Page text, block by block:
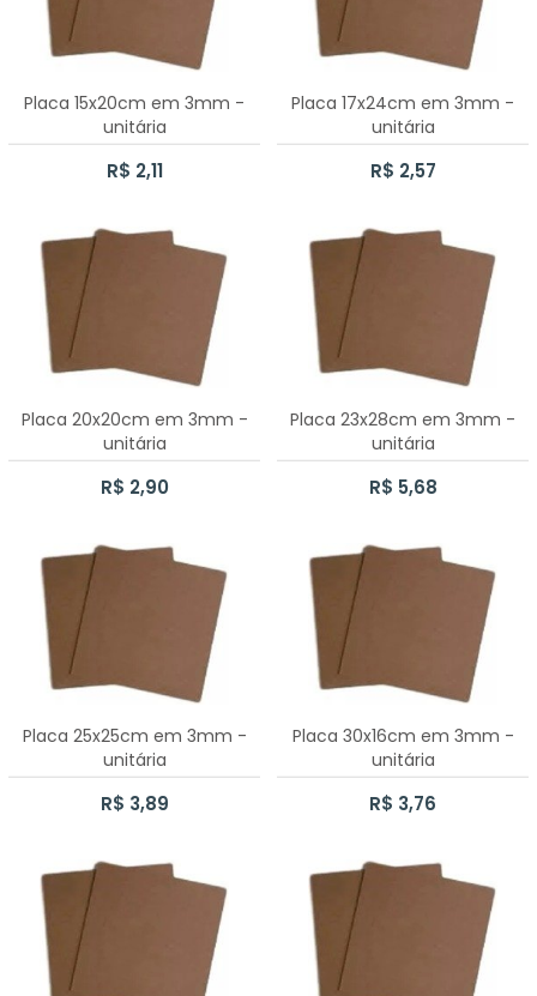
30 CAIXAS SAPATO 10X10X5CM
CAIXA SAPATO 17X17X6CM
70 CAIXAS SAPATO 7X7X5CM
70 CAIXAS SAPATO 5X5X5CM
100 CAIXAS SAPATO 5X5X5CM
CAIXA MINI CHANDON 3 LUGARES
100 CAIXAS SAPATO 7X7X5CM
70 CAIXAS SAPATO 10X10X5CM
CAIXA SAPATO 15CMX15CMX6CM
CAIXA SAPATO 12X12X5CM
CAIXA SAPATO 10X10X5CM
CAIXA SAPATO 5X5X5CM
CAIXA SAPATO 7X7X5CM
CAIXA SAPATO 25X25X12CM
PORTA PANETONE CASINHA 500GR
CAIXA SAPATO 20X30X12CM
Placa 15x20cm em 3mm -
unitária
R$ 2,11
Placa 17x24cm em 3mm -
unitária
R$ 2,57
Placa 20x20cm em 3mm -
unitária
R$ 2,90
Placa 23x28cm em 3mm -
unitária
R$ 5,68
Placa 25x25cm em 3mm -
unitária
R$ 3,89
Placa 30x16cm em 3mm -
unitária
R$ 3,76